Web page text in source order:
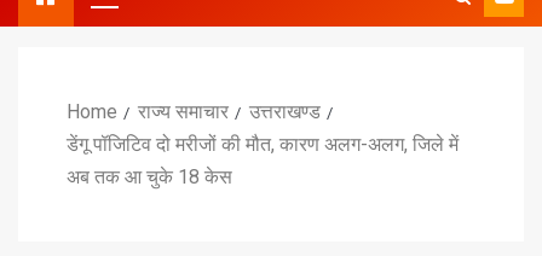
Home राज्य समाचार
उत्तराखण्ड
डेंगू पॉजिटिव दो मरीजों की मौत, कारण अलग-अलग, जिले में
अब तक आ चुके 18 केस